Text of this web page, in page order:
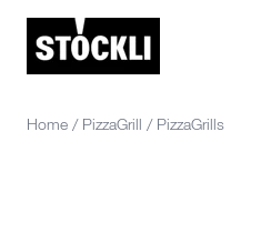
Home / PizzaGrill / PizzaGrills